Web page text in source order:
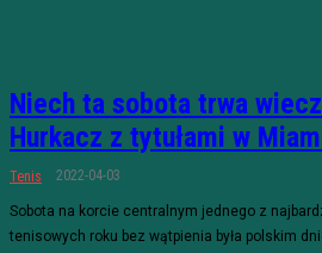
Niech ta sobota trwa
Hurkacz z tytułami w
Tenis 2022-04-03
Sobota na korcie centralnym jednego z
tenisowych roku bez wątpienia była polskim